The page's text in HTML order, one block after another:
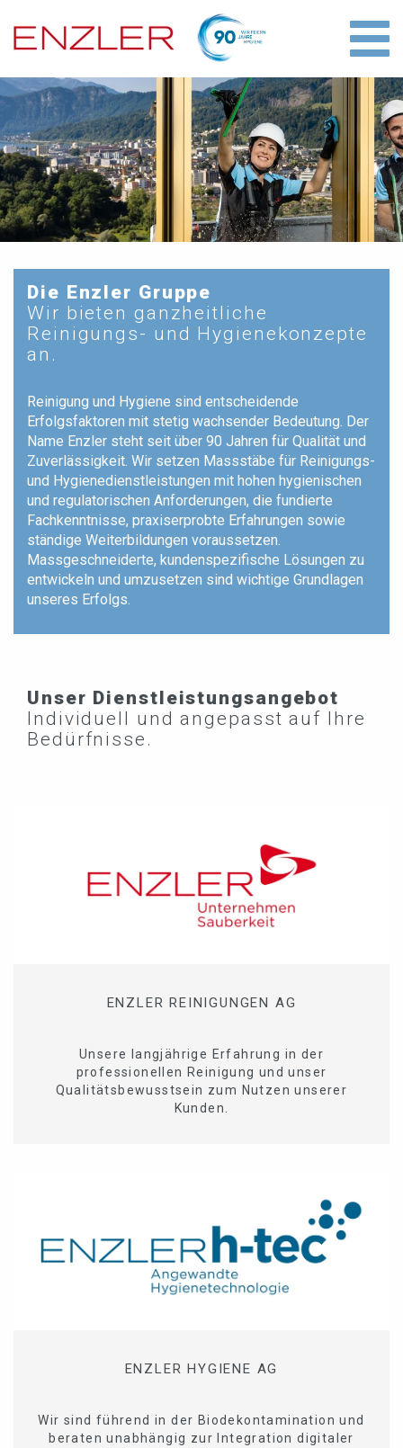
Die Enzler Gruppe
Wir bieten ganzheitliche
Reinigungs- und Hygienekonzepte
an.
Reinigung und Hygiene sind entscheidende
Erfolgsfaktoren mit stetig wachsender Bedeutung. Der
Name Enzler steht seit über 90 Jahren für Qualität und
Zuverlässigkeit. Wir setzen Massstäbe für Reinigungs-
und Hygienedienstleistungen mit hohen hygienischen
und regulatorischen Anforderungen, die fundierte
Fachkenntnisse, praxiserprobte Erfahrungen sowie
ständige Weiterbildungen voraussetzen.
Massgeschneiderte, kundenspezifische Lösungen zu
entwickeln und umzusetzen sind wichtige Grundlagen
unseres Erfolgs.
Unser Dienstleistungsangebot
Individuell und angepasst auf Ihre
Bedürfnisse.
ENZLER REINIGUNGEN AG
Unsere langjährige Erfahrung in der
professionellen Reinigung und unser
Qualitätsbewusstsein zum Nutzen unserer
Kunden.
ENZLER HYGIENE AG
Wir sind führend in der Biodekontamination und
beraten unabhängig zur Integration digitaler